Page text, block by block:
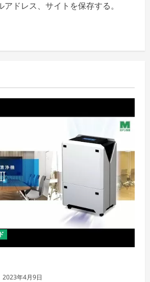
ドレス、サイトを保存する。
2023年4月9日